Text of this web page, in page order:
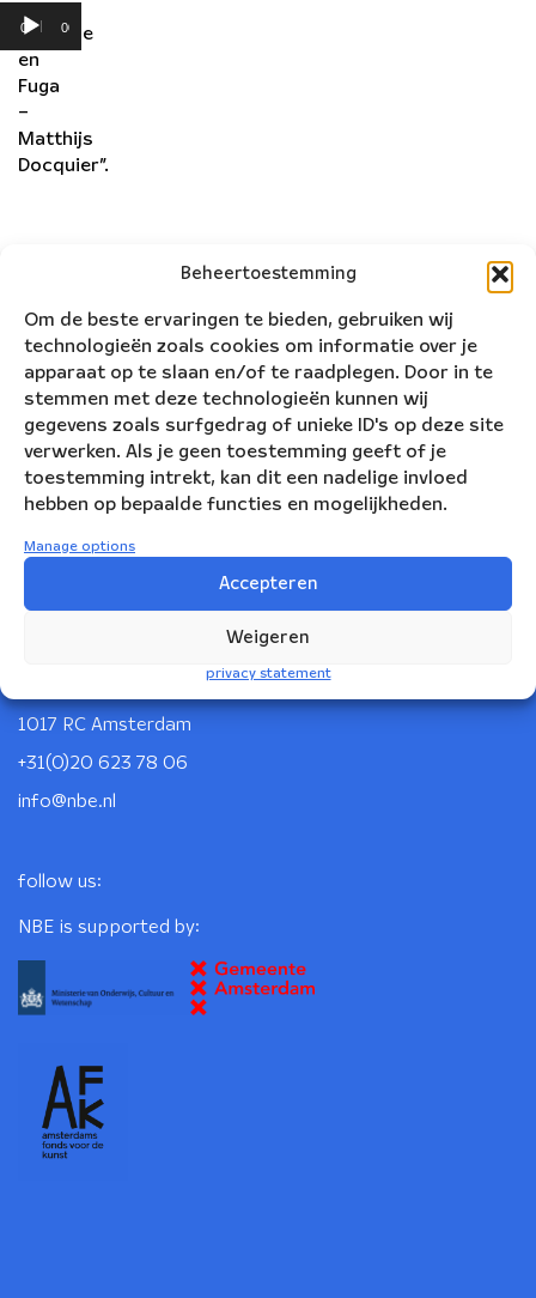
Beheertoestemming
Om de beste ervaringen te bieden, gebruiken wij
technologieën zoals cookies om informatie over je
apparaat op te slaan en/of te raadplegen. Door in te
stemmen met deze technologieën kunnen wij
gegevens zoals surfgedrag of unieke ID's op deze site
verwerken. Als je geen toestemming geeft of je
toestemming intrekt, kan dit een nadelige invloed
hebben op bepaalde functies en mogelijkheden.
Manage options
Accepteren
Weigeren
privacy statement
Player
00:00 00:00
“Prelude
en
Fuga
–
Matthijs
Docquier”.
Nederlandse Blazers Ensemble
Korte Leidsedwarsstraat 12
1017 RC Amsterdam
+31(0)20 623 78 06
info@nbe.nl
follow us:
NBE is supported by: